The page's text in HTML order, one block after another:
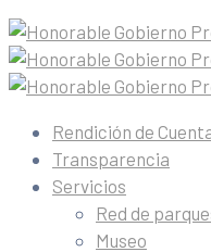
Rendición de
Transparencia
Servicios
Red de
Museo